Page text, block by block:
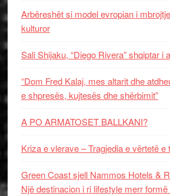
Arbëreshët si model evropian i
kulturor
Sali Shijaku, “Diego Rivera” shqiptar i
“Dom Fred Kalaj, mes altarit dhe
e shpresës, kujtesës dhe shërbimit”
A PO ARMATOSET BALLKANI?
Kriza e vlerave – Tragjedia e vërtetë
Green Coast sjell Nammos Hotels &
Një destinacion i ri lifestyle merr